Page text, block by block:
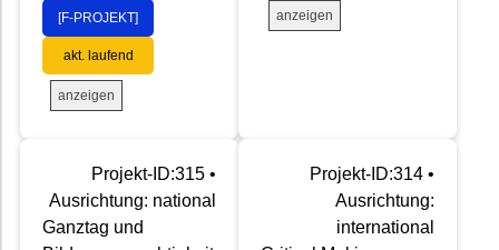
[F-PROJEKT]
akt. laufend
anzeigen
anzeigen
Projekt-ID:315 •
Ausrichtung: national
Ganztag und
Projekt-ID:314 •
Ausrichtung:
international